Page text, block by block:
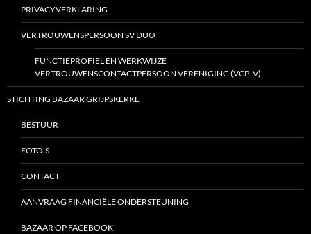
PRIVACYVERKLARING
VERTROUWENSPERSOON SV DUO
FUNCTIEPROFIEL EN WERKWIJZE
VERTROUWENSCONTACTPERSOON VERENIGING (VCP -V)
STICHTING BAZAAR GRIJPSKERKE
BESTUUR
FOTO’S
CONTACT
AANVRAAG FINANCIËLE ONDERSTEUNING
BAZAAR OP FACEBOOK